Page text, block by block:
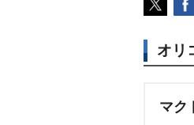
オリ
マク